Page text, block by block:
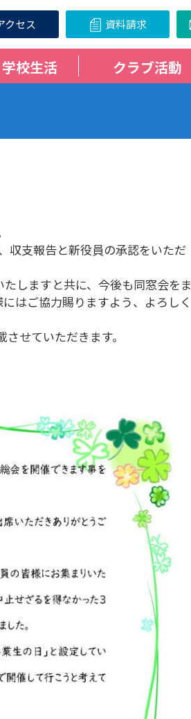
クセス 資料請求
校生活 クラブ活動
収支報告と新役員の承認をいただ
しますと共に、今後も同窓会をま
はご協力賜りますよう、よろしく
せていただきます。